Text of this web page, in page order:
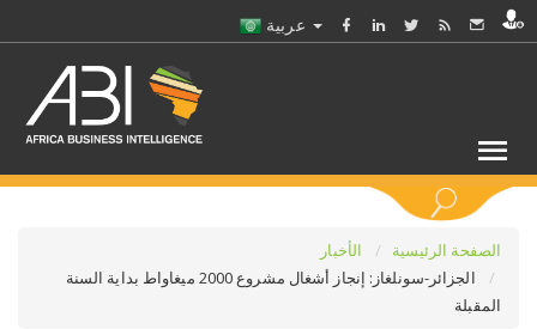
الصفحة الرئيسية
الأخبار
الجزائر-سونلغاز: إنجاز أشغال مشروع 2000 ميغاواط بداية السنة
المقبلة